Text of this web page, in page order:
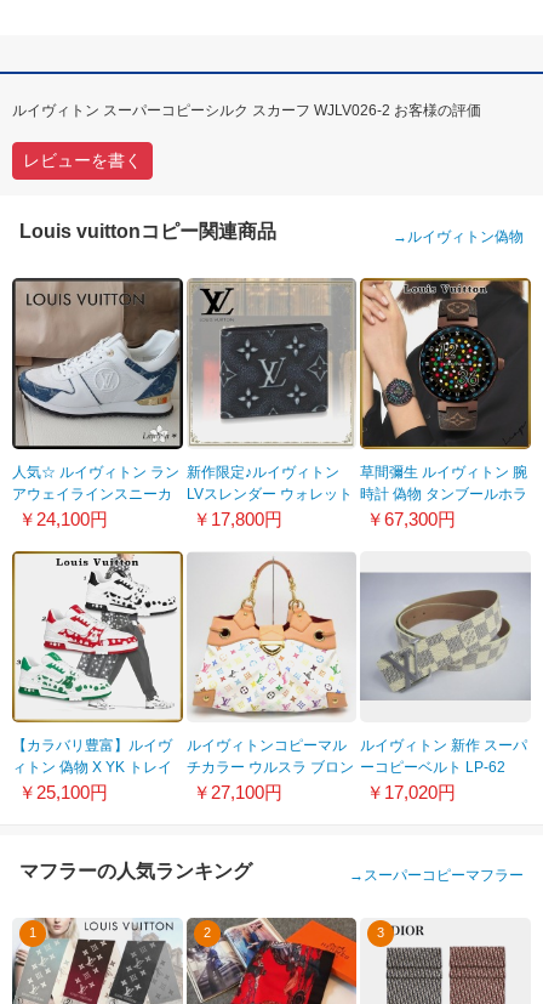
ルイヴィトン スーパーコピーシルク スカーフ WJLV026-2 お客様の評価
レビューを書く
Louis vuittonコピー関連商品 → ルイヴィトン偽物
人気☆ ルイヴィトン ラン
アウェイラインスニーカ
ー スーパーコピー デニム
￥24,100円
新作限定♪ルイヴィトン
LVスレンダー ウォレット
財布 偽物 M81774
￥17,800円
草間彌生 ルイヴィトン 腕
時計 偽物 タンブールホラ
イゾン スマートウォッチ
￥67,300円
【カラバリ豊富】ルイヴ
ィトン 偽物 X YK トレイ
ナー ライン スニーカー 3
￥25,100円
ルイヴィトンコピーマル
チカラー ウルスラ ブロン
M40123
￥27,100円
ルイヴィトン 新作 スーパ
ーコピーベルト LP-62
￥17,020円
マフラーの人気ランキング → スーパーコピーマフラー
1 2 3